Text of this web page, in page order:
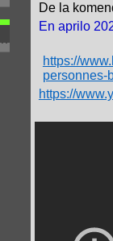
De la
En aprilo
https://
personnes-
https://